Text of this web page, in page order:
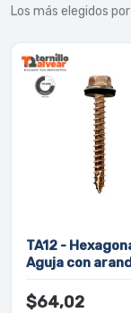
Los más elegidos
TA12 -
Aguja con
$64,02